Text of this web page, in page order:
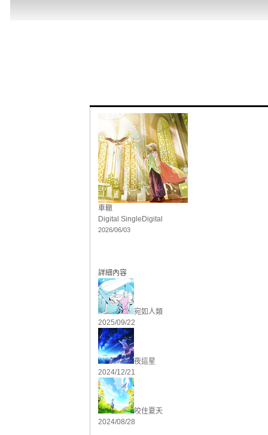
車轍
Digital Single Digital
2026/06/03
詳細內容
宛如人類
2025/09/22
夜這星
2024/12/21
咬住夏天
2024/08/28